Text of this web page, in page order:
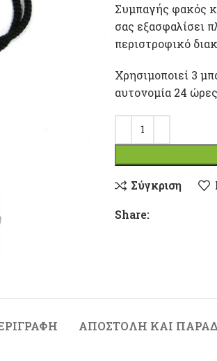
Συμπαγής φακός
σας εξασφαλίσει
περιστροφικό
Χρησιμοποιεί 3
αυτονομία 24
Σύγκριση
Share:
ΑΠΟΣΤΟΛΉ ΚΑΙ